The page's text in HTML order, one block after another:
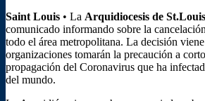
por
correo
electrónico
Saint Louis • La Arquidiocesis de St.Louis
comunicado informando sobre la
todo el área metropolitana. La decisión
organizaciones tomarán la precaución a
propagación del Coronavirus que ha
del mundo.